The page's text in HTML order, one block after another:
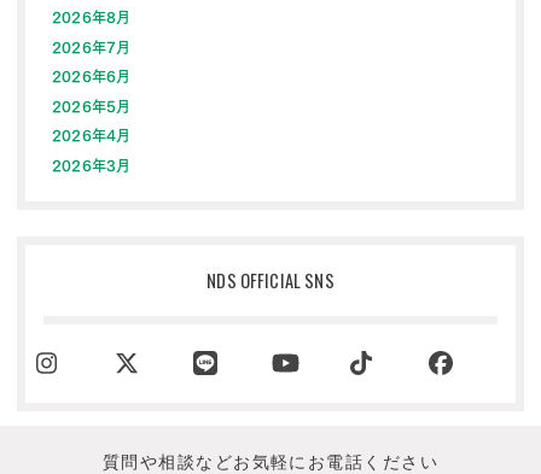
2026年8月
2026年7月
2026年6月
2026年5月
2026年4月
2026年3月
NDS OFFICIAL SNS
質問や相談などお気軽にお電話ください